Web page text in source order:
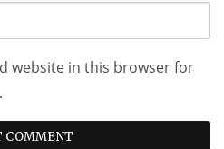
website in this browser for